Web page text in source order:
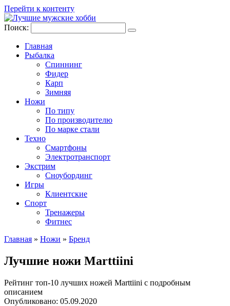
Перейти к контенту
Поиск:
Главная
Рыбалка
Спиннинг
Фидер
Карп
Зимняя
Ножи
По типу
По производителю
По марке стали
Техно
Смартфоны
Электротранспорт
Экстрим
Сноубординг
Игры
Клиентские
Спорт
Тренажеры
Фитнес
Главная » Ножи » Бренд
Лучшие ножи Marttiini
Рейтинг топ-10 лучших ножей Marttiini с подробным
описанием
Опубликовано: 05.09.2020